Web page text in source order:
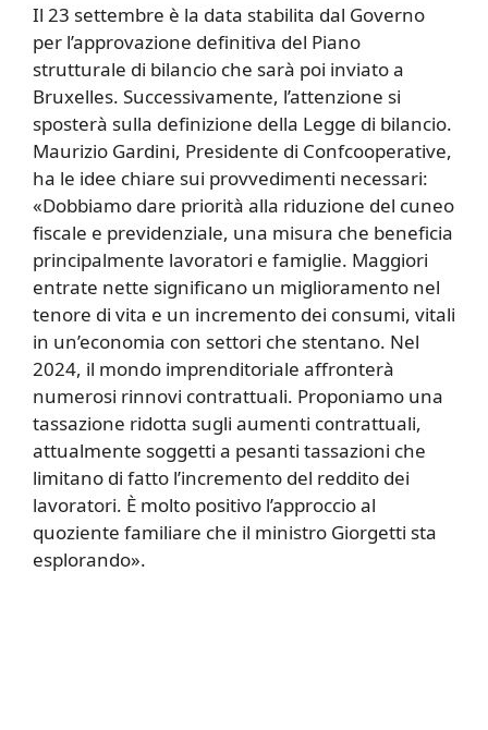
Il 23 settembre è la data stabilita dal Governo
per l’approvazione definitiva del Piano
strutturale di bilancio che sarà poi inviato a
Bruxelles. Successivamente, l’attenzione si
sposterà sulla definizione della Legge di bilancio.
Maurizio Gardini, Presidente di Confcooperative,
ha le idee chiare sui provvedimenti necessari:
«Dobbiamo dare priorità alla riduzione del cuneo
fiscale e previdenziale, una misura che beneficia
principalmente lavoratori e famiglie. Maggiori
entrate nette significano un miglioramento nel
tenore di vita e un incremento dei consumi, vitali
in un’economia con settori che stentano. Nel
2024, il mondo imprenditoriale affronterà
numerosi rinnovi contrattuali. Proponiamo una
tassazione ridotta sugli aumenti contrattuali,
attualmente soggetti a pesanti tassazioni che
limitano di fatto l’incremento del reddito dei
lavoratori. È molto positivo l’approccio al
quoziente familiare che il ministro Giorgetti sta
esplorando».